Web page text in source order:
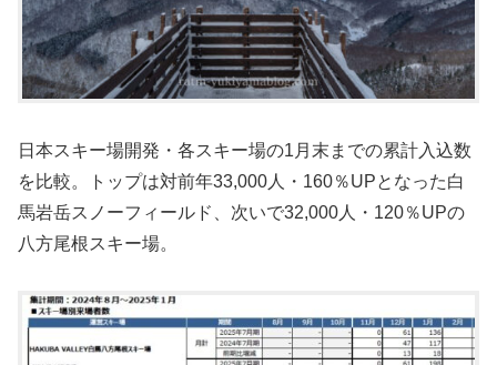
日本スキー場開発・各スキー場の1月末までの累計入込数
を比較。トップは対前年33,000人・160％UPとなった白
馬岩岳スノーフィールド、次いで32,000人・120％UPの
八方尾根スキー場。